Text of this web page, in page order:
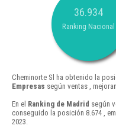
36.934
Ranking Nacional
Cheminorte Sl ha obtenido la
Empresas según ventas ,
En el Ranking de Madrid según
conseguido la posición 8.674 ,
2023.